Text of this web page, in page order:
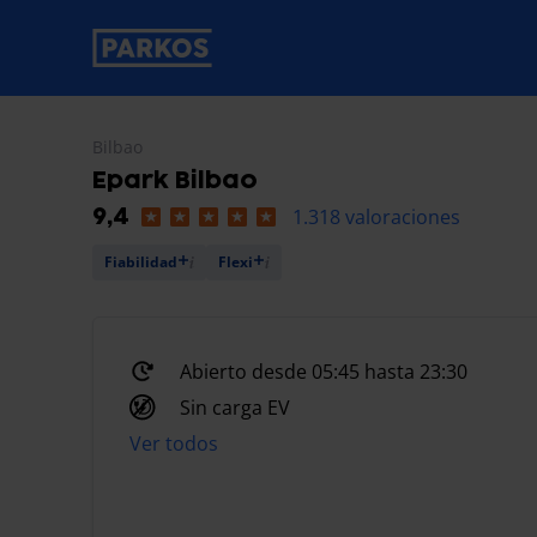
etiqueta-de-navegación-principal
Bilbao
Epark Bilbao
9,4
1.318 valoraciones
Fiabilidad Flexi
Abierto desde 05:45 hasta 23:30
Sin carga EV
Ver todos